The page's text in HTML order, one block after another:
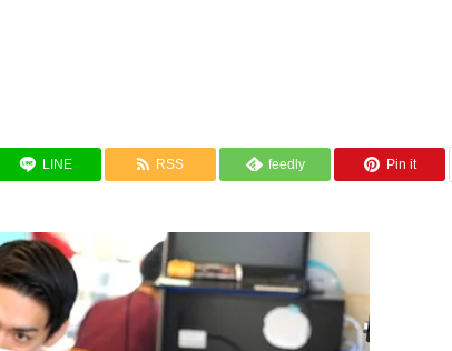
LINE RSS feedly Pin it